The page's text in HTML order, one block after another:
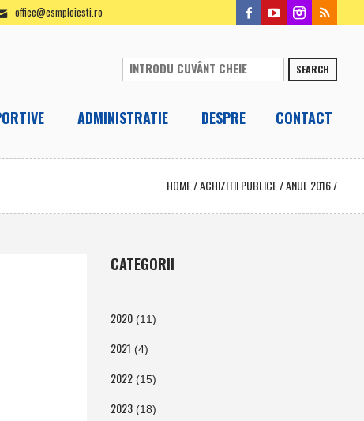
office@csmploiesti.ro
SEARCH
ADMINISTRATIE DESPRE CONTACT
HOME/ACHIZITII PUBLICE/ANUL 2016/
CATEGORII
2020(11)
2021 (4)
2022(15)
2023(18)